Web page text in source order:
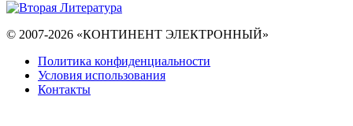
© 2007-2026 «КОНТИНЕНТ ЭЛЕКТРОННЫЙ»
Политика конфиденциальности
Условия использования
Контакты